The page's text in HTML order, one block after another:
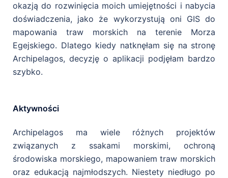
okazją do rozwinięcia moich umiejętności i nabycia
doświadczenia, jako że wykorzystują oni GIS do
mapowania traw morskich na terenie Morza
Egejskiego. Dlatego kiedy natknęłam się na stronę
Archipelagos, decyzję o aplikacji podjęłam bardzo
szybko.
Aktywności
Archipelagos ma wiele różnych projektów
związanych z ssakami morskimi, ochroną
środowiska morskiego, mapowaniem traw morskich
oraz edukacją najmłodszych. Niestety niedługo po